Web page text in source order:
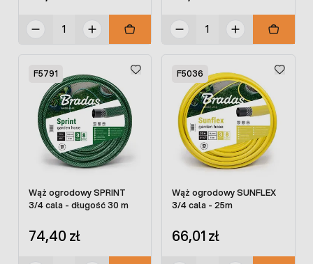
F5791
Wąż ogrodowy SPRINT
3/4 cala - długość 30 m
74,40 zł
F5036
Wąż ogrodowy SUNFLEX
3/4 cala - 25m
66,01 zł